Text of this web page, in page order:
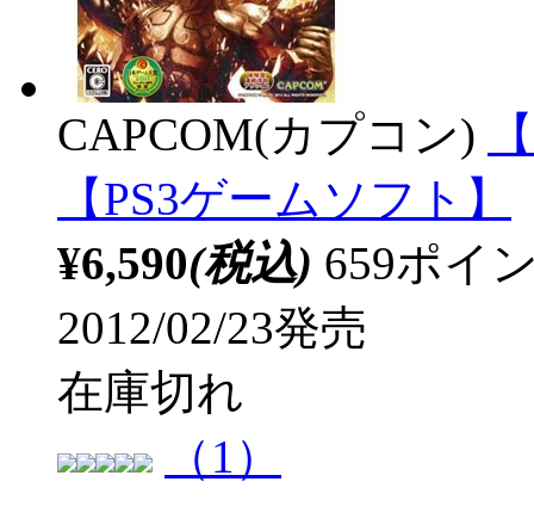
CAPCOM(カプコン)
【PS3ゲームソフト】
¥6,590(税込) 659ポイ
2012/02/23発売
在庫切れ
（1）